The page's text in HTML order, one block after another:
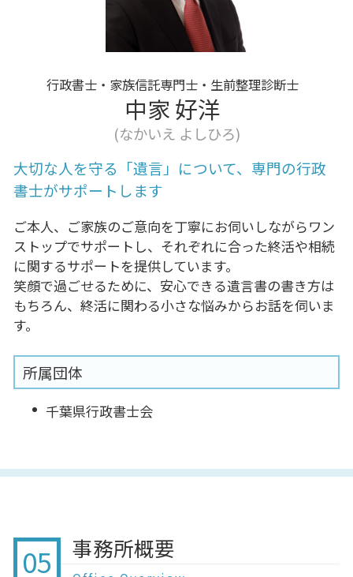
家族信託 柏
行政書士・家族信託専門士・生前整理診断士
中家 好洋
(なかいえ よしひろ)
大切な人を守る「遺言」について、専門の行政
書士がサポートします
ご本人、ご家族のご意向を丁寧にお伺いしながらワン
ストップでサポートし、それぞれに合った終活や相続
に関するサポートを提供しています。
笑顔で過ごせるために、安心できる遺言書の書き方は
もちろん、終活に関わる小さな悩みからお話を伺いま
す。
所属団体
千葉県行政書士会
05 事務所概要